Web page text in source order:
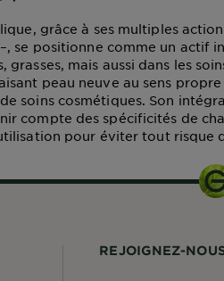
grâce à ses multiples
se positionne comme un actif
grasses, mais aussi dans les
peau neuve au sens
soins cosmétiques. Son
compte des spécificités de
pour éviter tout risque
REJOIGNEZ-